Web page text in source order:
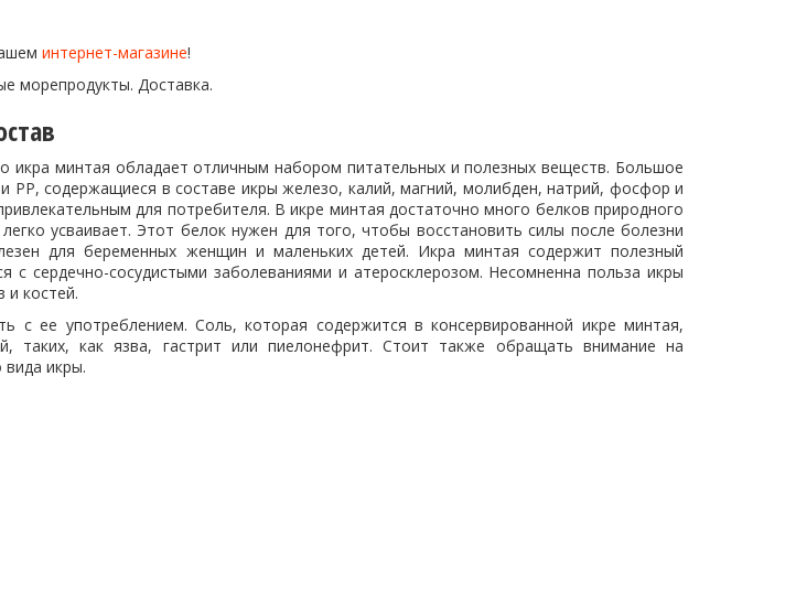
интернет-магазине!
морепродукты. Доставка.
икра минтая обладает отличным набором питательных и полезных веществ. Большое
РР, содержащиеся в составе икры железо, калий, магний, молибден, натрий, фосфор и
для потребителя. В икре минтая достаточно много белков природного
усваивает. Этот белок нужен для того, чтобы восстановить силы после болезни
для беременных женщин и маленьких детей. Икра минтая содержит полезный
с сердечно-сосудистыми заболеваниями и атеросклерозом. Несомненна польза икры
и костей.
с ее употреблением. Соль, которая содержится в консервированной икре минтая,
таких, как язва, гастрит или пиелонефрит. Стоит также обращать внимание на
вида икры.